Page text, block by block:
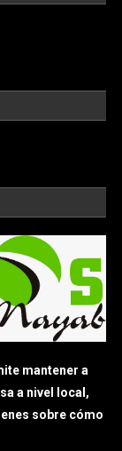
mantener a
a nivel local,
sobre cómo